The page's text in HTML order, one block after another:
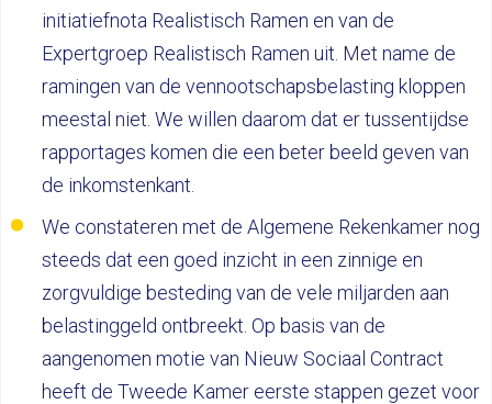
initiatiefnota Realistisch Ramen en van de
Expertgroep Realistisch Ramen uit. Met name de
ramingen van de vennootschapsbelasting kloppen
meestal niet. We willen daarom dat er tussentijdse
rapportages komen die een beter beeld geven van
de inkomstenkant.
We constateren met de Algemene Rekenkamer nog
steeds dat een goed inzicht in een zinnige en
zorgvuldige besteding van de vele miljarden aan
belastinggeld ontbreekt. Op basis van de
aangenomen motie van Nieuw Sociaal Contract
heeft de Tweede Kamer eerste stappen gezet voor